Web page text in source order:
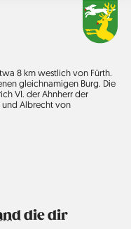
8 km westlich von Fürth.
gleichnamigen Burg. Die
VI. der Ahnherr der
und Albrecht von
die dir